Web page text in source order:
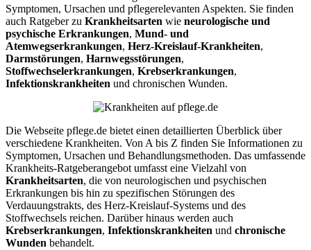
Symptomen, Ursachen und pflegerelevanten Aspekten. Sie finden
auch Ratgeber zu Krankheitsarten wie neurologische und
psychische Erkrankungen, Mund- und
Atemwegserkrankungen, Herz-Kreislauf-Krankheiten,
Darmstörungen, Harnwegsstörungen,
Stoffwechselerkrankungen, Krebserkrankungen,
Infektionskrankheiten und chronischen Wunden.
Die Webseite pflege.de bietet einen detaillierten Überblick über
verschiedene Krankheiten. Von A bis Z finden Sie Informationen zu
Symptomen, Ursachen und Behandlungsmethoden. Das umfassende
Krankheits-Ratgeberangebot umfasst eine Vielzahl von
Krankheitsarten, die von neurologischen und psychischen
Erkrankungen bis hin zu spezifischen Störungen des
Verdauungstrakts, des Herz-Kreislauf-Systems und des
Stoffwechsels reichen. Darüber hinaus werden auch
Krebserkrankungen, Infektionskrankheiten und chronische
Wunden behandelt.